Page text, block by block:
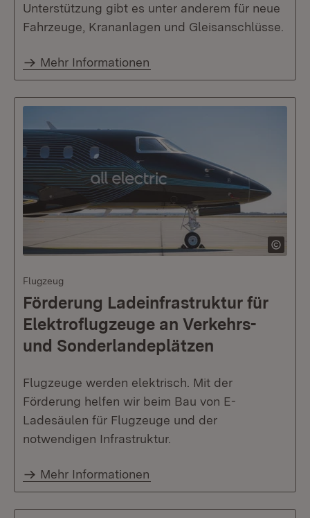
Unterstützung gibt es unter anderem für neue
Fahrzeuge, Krananlagen und Gleisanschlüsse.
Mehr Informationen
Flugzeug
Förderung Ladeinfrastruktur für
Elektroflugzeuge an Verkehrs-
und Sonderlandeplätzen
Flugzeuge werden elektrisch. Mit der
Förderung helfen wir beim Bau von E-
Ladesäulen für Flugzeuge und der
notwendigen Infrastruktur.
Mehr Informationen